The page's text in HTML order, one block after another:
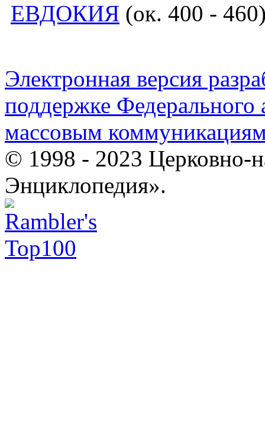
ЕВДОКИЯ (ок. 400 -
Электронная версия
поддержке Федерального
массовым
© 1998 - 2023 Церковно-
Энциклопедия».